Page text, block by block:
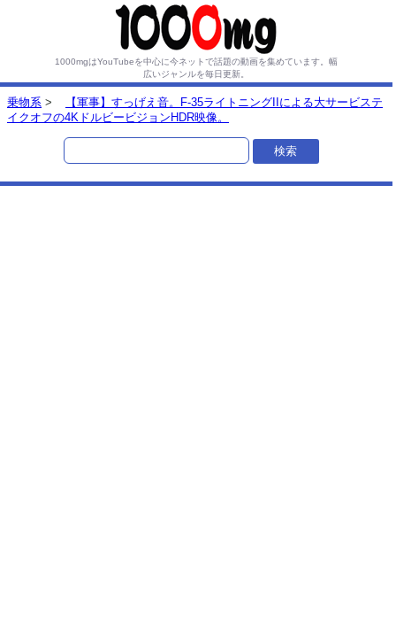
1000mgはYouTubeを中心に今ネットで話題の動画を集めています。 幅
広いジャンルを毎日更新。
乗物系 >
【軍事】すっげえ音。F-35ライトニングIIによる大サービステ
イクオフの4KドルビービジョンHDR映像。